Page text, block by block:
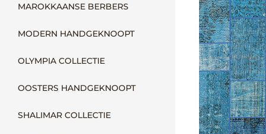
MAROKKAANSE BERBERS
MODERN HANDGEKNOOPT
OLYMPIA COLLECTIE
OOSTERS HANDGEKNOOPT
SHALIMAR COLLECTIE